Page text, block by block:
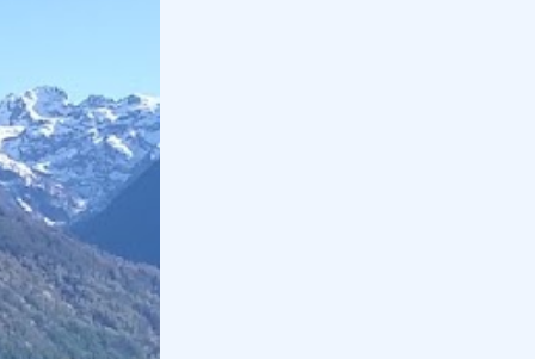
affascinanti d'Italia, è famoso per il suo centro
medievale intricato, caratterizzato da pittoresche
strade lastricate, spazi museali, botteghe d'arte e
edifici trecenteschi. Situato nella Riserva Naturale
Orientata delle Baragge, il borgo si trasforma
durante il mese di dicembre in un suggestivo villaggio
di Babbo Natale.
In aggiunta, a poco più di un'ora dal borgo, vi
proponiamo un'imperdibile